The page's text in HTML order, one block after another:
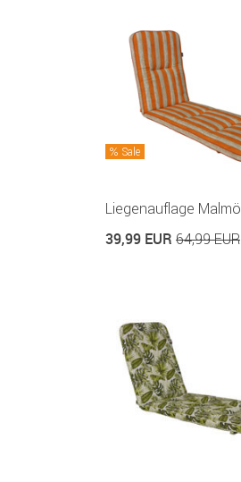
Sale
Liegenauflage Malmö
39,99 EUR 64,99 EUR